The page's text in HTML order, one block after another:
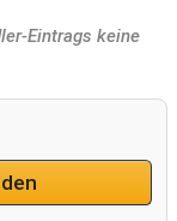
Eintrags keine